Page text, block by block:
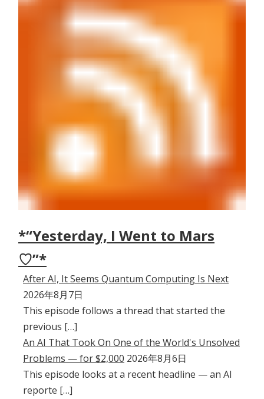
*“Yesterday, I Went to Mars
♡”*
After AI, It Seems Quantum Computing Is Next
2026年8月7日
This episode follows a thread that started the
previous […]
An AI That Took On One of the World's Unsolved
Problems — for $2,000 2026年8月6日
This episode looks at a recent headline — an AI
reporte […]